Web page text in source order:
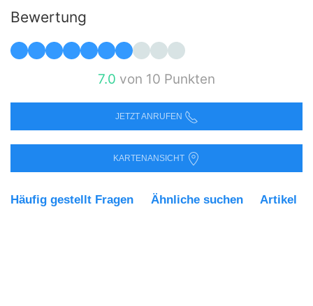
Bewertung
7.0 von 10 Punkten
JETZT ANRUFEN
KARTENANSICHT
Häufig gestellt Fragen Ähnliche suchen Artikel